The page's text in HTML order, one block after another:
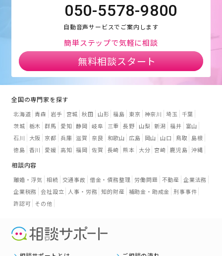
050-5578-9800
自動音声サービスでご案内します
簡単ステップで気軽に相談
無料相談スタート
全国の専門家を探す
北海道 青森 岩手 宮城 秋田 山形 福島 東京 神奈川 埼玉
千葉
茨城 栃木 群馬 愛知 静岡 岐阜 三重 長野 山梨 新潟 福井
富山
石川
大阪 京都 兵庫 滋賀 奈良 和歌山 広島 岡山 山口 鳥取
島根
徳島 香川 愛媛 高知 福岡 佐賀 長崎 熊本 大分 宮崎 鹿児島 沖縄
相談内容
離婚・浮気 相続 交通事故 借金・債務整理 労働問題 不動産 企業法務
企業税務 会社設立 人事・労務 知的財産 補助金・助成金 刑事事件
許認可 その他